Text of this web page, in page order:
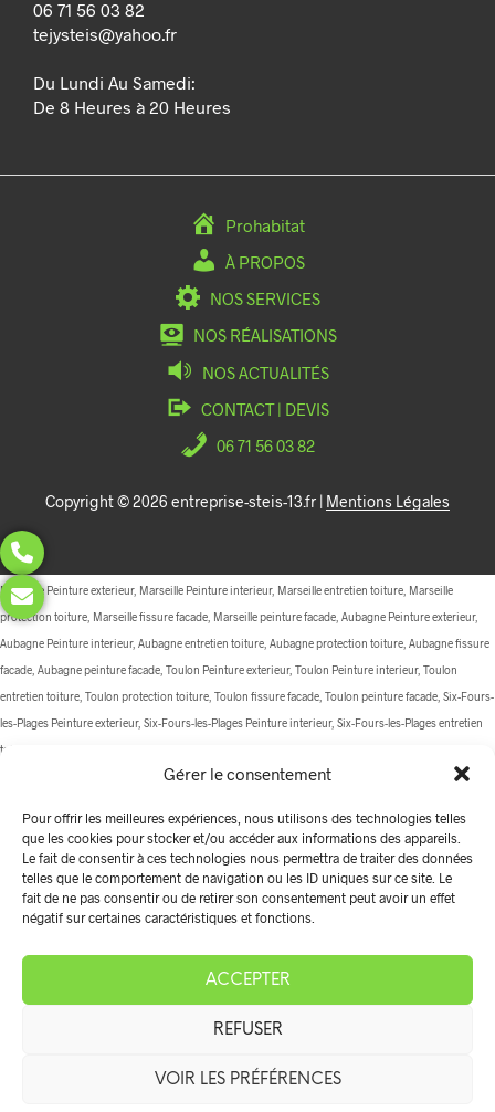
Gérer le consentement
Pour offrir les meilleures expériences, nous utilisons des technologies telles
que les cookies pour stocker et/ou accéder aux informations des appareils.
Le fait de consentir à ces technologies nous permettra de traiter des données
telles que le comportement de navigation ou les ID uniques sur ce site. Le
fait de ne pas consentir ou de retirer son consentement peut avoir un effet
négatif sur certaines caractéristiques et fonctions.
ACCEPTER
REFUSER
VOIR LES PRÉFÉRENCES
06 71 56 03 82
tejysteis@yahoo.fr
Du Lundi Au Samedi:
De 8 Heures à 20 Heures
Prohabitat
À PROPOS
NOS SERVICES
NOS RÉALISATIONS
NOS ACTUALITÉS
CONTACT | DEVIS
06 71 56 03 82
Copyright © 2026 entreprise-steis-13.fr | Mentions Légales
Marseille Peinture exterieur, Marseille Peinture interieur, Marseille entretien toiture, Marseille
protection toiture, Marseille fissure facade, Marseille peinture facade, Aubagne Peinture exterieur,
Aubagne Peinture interieur, Aubagne entretien toiture, Aubagne protection toiture, Aubagne fissure
facade, Aubagne peinture facade, Toulon Peinture exterieur, Toulon Peinture interieur, Toulon
entretien toiture, Toulon protection toiture, Toulon fissure facade, Toulon peinture facade, Six-Fours-
les-Plages Peinture exterieur, Six-Fours-les-Plages Peinture interieur, Six-Fours-les-Plages entretien
toiture, Six-Fours-les-Plages protection toiture, Six-Fours-les-Plages fissure facade, Six-Fours-les-
Plages peinture facade, La Ciotat Peinture exterieur, La Ciotat Peinture interieur, La Ciotat entretien
Provence Peinture exterieur, Carnoux-en-Provence Peinture interieur, Carnoux-en-Provence
entretien toiture, Carnoux-en-Provence protection toiture, Carnoux-en-Provence fissure facade,
Carnoux-en-Provence peinture facade, Les Pennes-Mirabeau Peinture exterieur, Les Pennes-
Mirabeau Peinture interieur, Les Pennes-Mirabeau entretien toiture, Les Pennes-Mirabeau protection
d'Azur Peinture exterieur, La Cadière-d'Azur Peinture interieur, La Cadière-d'Azur entretien toiture, La
Cadière-d'Azur protection toiture, La Cadière-d'Azur fissure facade, La Cadière-d'Azur peinture
Peinture interieur, Cassis entretien toiture, Cassis protection toiture, Cassis fissure facade, Cassis